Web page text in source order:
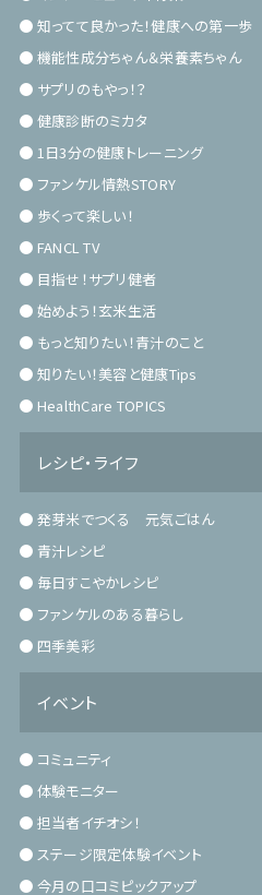
知ってて良かった！健康への第一歩
機能性成分ちゃん＆栄養素ちゃん
サプリのもやっ！？
健康診断のミカタ
1日3分の健康トレーニング
ファンケル情熱STORY
歩くって楽しい！
FANCL TV
目指せ！サプリ健者
始めよう！玄米生活
もっと知りたい！青汁のこと
知りたい！美容と健康Tips
HealthCare TOPICS
レシピ・ライフ
発芽米でつくる 元気ごはん
青汁レシピ
毎日すこやかレシピ
ファンケルのある暮らし
四季美彩
イベント
コミュニティ
体験モニター
担当者イチオシ！
ステージ限定体験イベント
今月の口コミピックアップ